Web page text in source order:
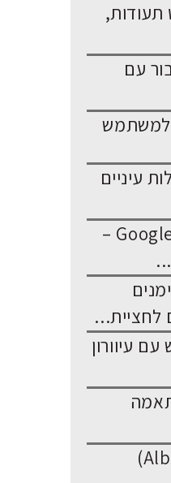
תעודות,
עם
למשתמש
עיניים
יישומון (אפליקציית) Google Lens –
עיוורון